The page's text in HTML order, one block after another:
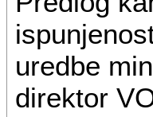
uredbe
direktor